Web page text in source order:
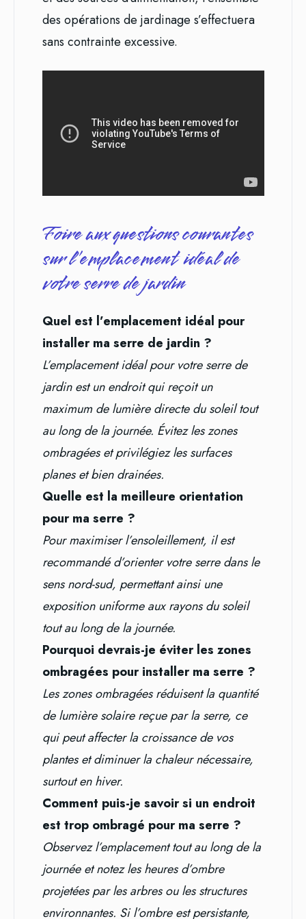
des opérations de jardinage s’effectuera
sans contrainte excessive.
Foire aux questions courantes
sur l’emplacement idéal de
votre serre de jardin
Quel est l’emplacement idéal pour
installer ma serre de jardin ?
L’emplacement idéal pour votre serre de
jardin est un endroit qui reçoit un
maximum de lumière directe du soleil tout
au long de la journée. Évitez les zones
ombragées et privilégiez les surfaces
planes et bien drainées.
Quelle est la meilleure orientation
pour ma serre ?
Pour maximiser l’ensoleillement, il est
recommandé d’orienter votre serre dans le
sens nord-sud, permettant ainsi une
exposition uniforme aux rayons du soleil
tout au long de la journée.
Pourquoi devrais-je éviter les zones
ombragées pour installer ma serre ?
Les zones ombragées réduisent la quantité
de lumière solaire reçue par la serre, ce
qui peut affecter la croissance de vos
plantes et diminuer la chaleur nécessaire,
surtout en hiver.
Comment puis-je savoir si un endroit
est trop ombragé pour ma serre ?
Observez l’emplacement tout au long de la
journée et notez les heures d’ombre
projetées par les arbres ou les structures
environnantes. Si l’ombre est persistante,